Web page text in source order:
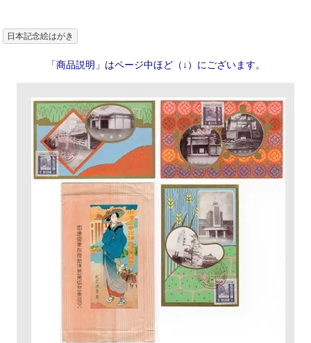
日本記念絵はがき
「商品説明」はページ中ほど（↓）にございます。